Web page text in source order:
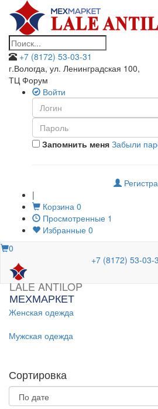
+7 (8172) 53-03-31
г.Вологда, ул. Ленинградская 100,
ТЦ Форум
Войти
Запомнить меня Забыли
|
Корзина 0
Просмотренные 1
Избранные 0
0
LALE ANTILOP
МЕХМАРКЕТ
+7 (8172) 53-03-
Женская одежда
Мужская одежда
Сортировка